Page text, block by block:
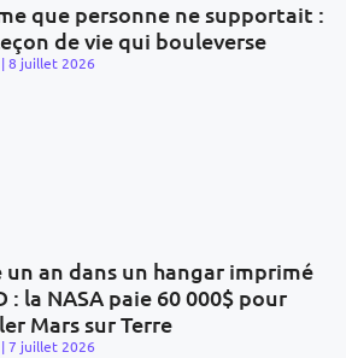
que personne ne supportait :
de vie qui bouleverse
8 juillet 2026
un an dans un hangar imprimé
: la NASA paie 60 000$ pour
Mars sur Terre
7 juillet 2026